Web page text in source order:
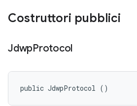
Costruttori pubblici
JdwpProtocol
public JdwpProtocol ()